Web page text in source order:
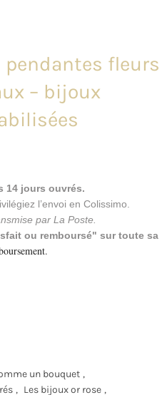
pendantes fleurs
– bijoux
14 jours ouvrés.
l’envoi en Colissimo.
par La Poste.
ou remboursé" sur toute sa
.
un bouquet ,
, Les bijoux or rose ,